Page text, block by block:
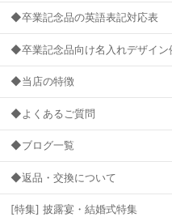
◆卒業記念品の英語表記対応表
◆卒業記念品向け名入れデザイン
◆当店の特徴
◆よくあるご質問
◆ブログ一覧
◆返品・交換について
[特集] 披露宴・結婚式特集